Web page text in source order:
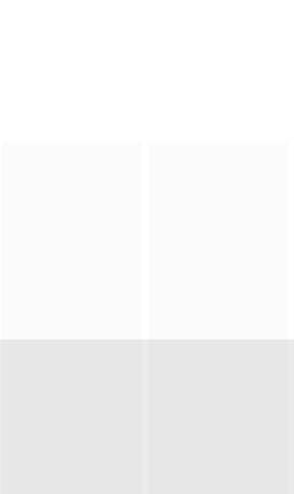
：婚不结了。鹿鸣村开了锅，村民大骂